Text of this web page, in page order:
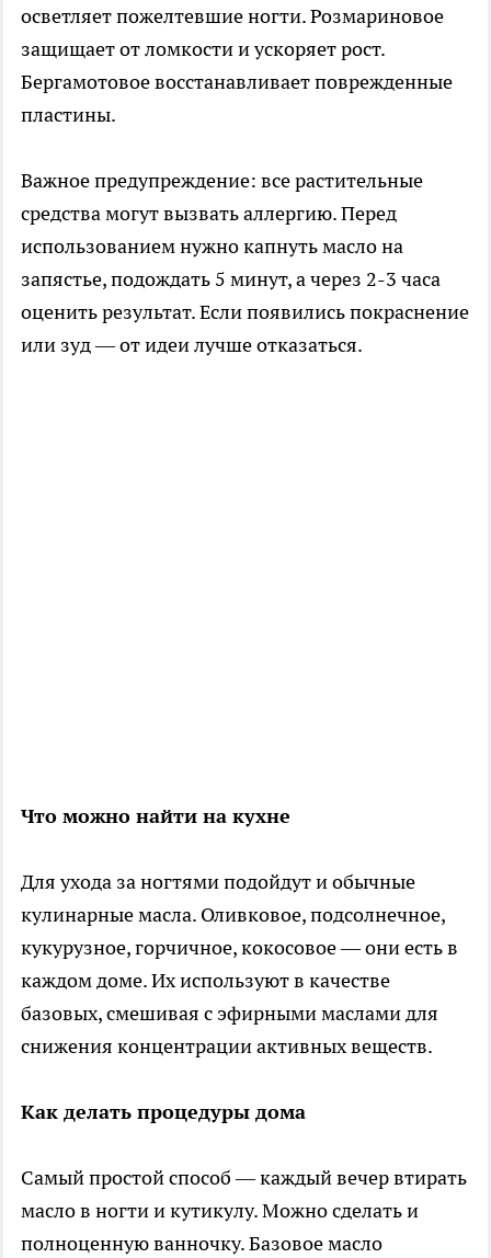
осветляет пожелтевшие ногти. Розмариновое
защищает от ломкости и ускоряет рост.
Бергамотовое восстанавливает поврежденные
пластины.
Важное предупреждение: все растительные
средства могут вызвать аллергию. Перед
использованием нужно капнуть масло на
запястье, подождать 5 минут, а через 2-3 часа
оценить результат. Если появились покраснение
или зуд — от идеи лучше отказаться.
Что можно найти на кухне
Для ухода за ногтями подойдут и обычные
кулинарные масла. Оливковое, подсолнечное,
кукурузное, горчичное, кокосовое — они есть в
каждом доме. Их используют в качестве
базовых, смешивая с эфирными маслами для
снижения концентрации активных веществ.
Как делать процедуры дома
Самый простой способ — каждый вечер втирать
масло в ногти и кутикулу. Можно сделать и
полноценную ванночку. Базовое масло